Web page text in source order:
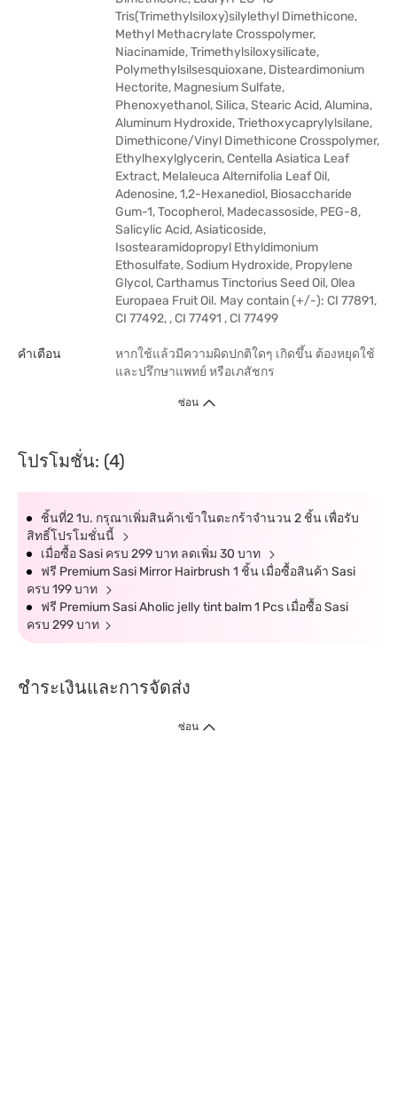
Tris(Trimethylsiloxy)silylethyl Dimethicone,
Methyl Methacrylate Crosspolymer,
Niacinamide, Trimethylsiloxysilicate,
Polymethylsilsesquioxane, Disteardimonium
Hectorite, Magnesium Sulfate,
Phenoxyethanol, Silica, Stearic Acid, Alumina,
Aluminum Hydroxide, Triethoxycaprylylsilane,
Dimethicone/Vinyl Dimethicone Crosspolymer,
Ethylhexylglycerin, Centella Asiatica Leaf
Extract, Melaleuca Alternifolia Leaf Oil,
Adenosine, 1,2-Hexanediol, Biosaccharide
Gum-1, Tocopherol, Madecassoside, PEG-8,
Salicylic Acid, Asiaticoside,
Isostearamidopropyl Ethyldimonium
Ethosulfate, Sodium Hydroxide, Propylene
Glycol, Carthamus Tinctorius Seed Oil, Olea
Europaea Fruit Oil. May contain (+/-): CI 77891,
CI 77492, , CI 77491 , CI 77499
คำเตือน
หากใช้แล้วมีความผิดปกติใดๆ เกิดขึ้น ต้องหยุดใช้
และปรึกษาแพทย์ หรือเภสัชกร
ซ่อน
โปรโมชั่น: (4)
ชิ้นที่2 1บ. กรุณาเพิ่มสินค้าเข้าในตะกร้าจำนวน 2 ชิ้น เพื่อรับ
สิทธิ์โปรโมชั่นนี้
เมื่อซื้อ Sasi ครบ 299 บาท ลดเพิ่ม 30 บาท
ฟรี Premium Sasi Mirror Hairbrush 1 ชิ้น เมื่อซื้อสินค้า Sasi
ครบ 199 บาท
ฟรี Premium Sasi Aholic jelly tint balm 1 Pcs เมื่อซื้อ Sasi
ครบ 299 บาท
ชำระเงินและการจัดส่ง
ซ่อน